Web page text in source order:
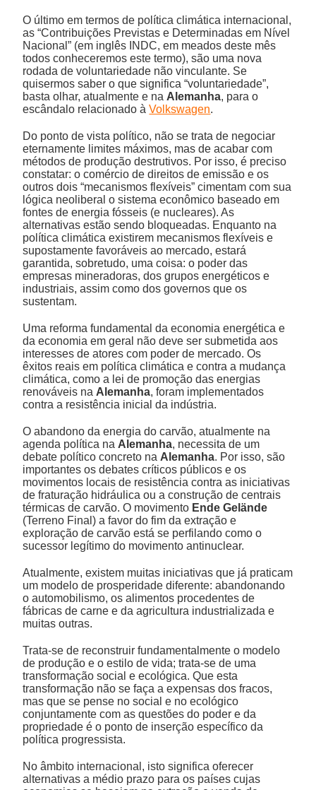
O último em termos de política climática internacional,
as “Contribuições Previstas e Determinadas em Nível
Nacional” (em inglês INDC, em meados deste mês
todos conheceremos este termo), são uma nova
rodada de voluntariedade não vinculante. Se
quisermos saber o que significa “voluntariedade”,
basta olhar, atualmente e na Alemanha, para o
escândalo relacionado àVolkswagen.
Do ponto de vista político, não se trata de negociar
eternamente limites máximos, mas de acabar com
métodos de produção destrutivos. Por isso, é preciso
constatar: o comércio de direitos de emissão e os
outros dois “mecanismos flexíveis” cimentam com sua
lógica neoliberal o sistema econômico baseado em
fontes de energia fósseis (e nucleares). As
alternativas estão sendo bloqueadas. Enquanto na
política climática existirem mecanismos flexíveis e
supostamente favoráveis ao mercado, estará
garantida, sobretudo, uma coisa: o poder das
empresas mineradoras, dos grupos energéticos e
industriais, assim como dos governos que os
sustentam.
Uma reforma fundamental da economia energética e
da economia em geral não deve ser submetida aos
interesses de atores com poder de mercado. Os
êxitos reais em política climática e contra a mudança
climática, como a lei de promoção das energias
renováveis na Alemanha, foram implementados
contra a resistência inicial da indústria.
O abandono da energia do carvão, atualmente na
agenda política na Alemanha, necessita de um
debate político concreto na Alemanha. Por isso, são
importantes os debates críticos públicos e os
movimentos locais de resistência contra as iniciativas
de fraturação hidráulica ou a construção de centrais
térmicas de carvão. O movimento Ende Gelände
(Terreno Final) a favor do fim da extração e
exploração de carvão está se perfilando como o
sucessor legítimo do movimento antinuclear.
Atualmente, existem muitas iniciativas que já praticam
um modelo de prosperidade diferente: abandonando
o automobilismo, os alimentos procedentes de
fábricas de carne e da agricultura industrializada e
muitas outras.
Trata-se de reconstruir fundamentalmente o modelo
de produção e o estilo de vida; trata-se de uma
transformação social e ecológica. Que esta
transformação não se faça a expensas dos fracos,
mas que se pense no social e no ecológico
conjuntamente com as questões do poder e da
propriedade é o ponto de inserção específico da
política progressista.
No âmbito internacional, isto significa oferecer
alternativas a médio prazo para os países cujas